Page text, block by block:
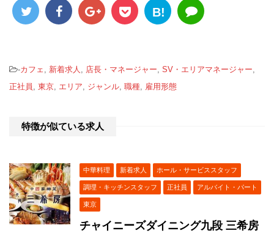
B!
-カフェ , 新着求人 , 店長・マネージャー, SV・エリアマネージャー,
正社員 , 東京, エリア, ジャンル, 職種, 雇用形態
特徴が似ている求人
中華料理 新着求人 ホール・サービススタッフ
調理・キッチンスタッフ 正社員 アルバイト・パート
東京
チャイニーズダイニング九段 三希房